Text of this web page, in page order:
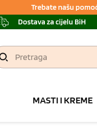
Trebate našu
Dostava za cijelu BiH
Pretraga
MASTI I KREME